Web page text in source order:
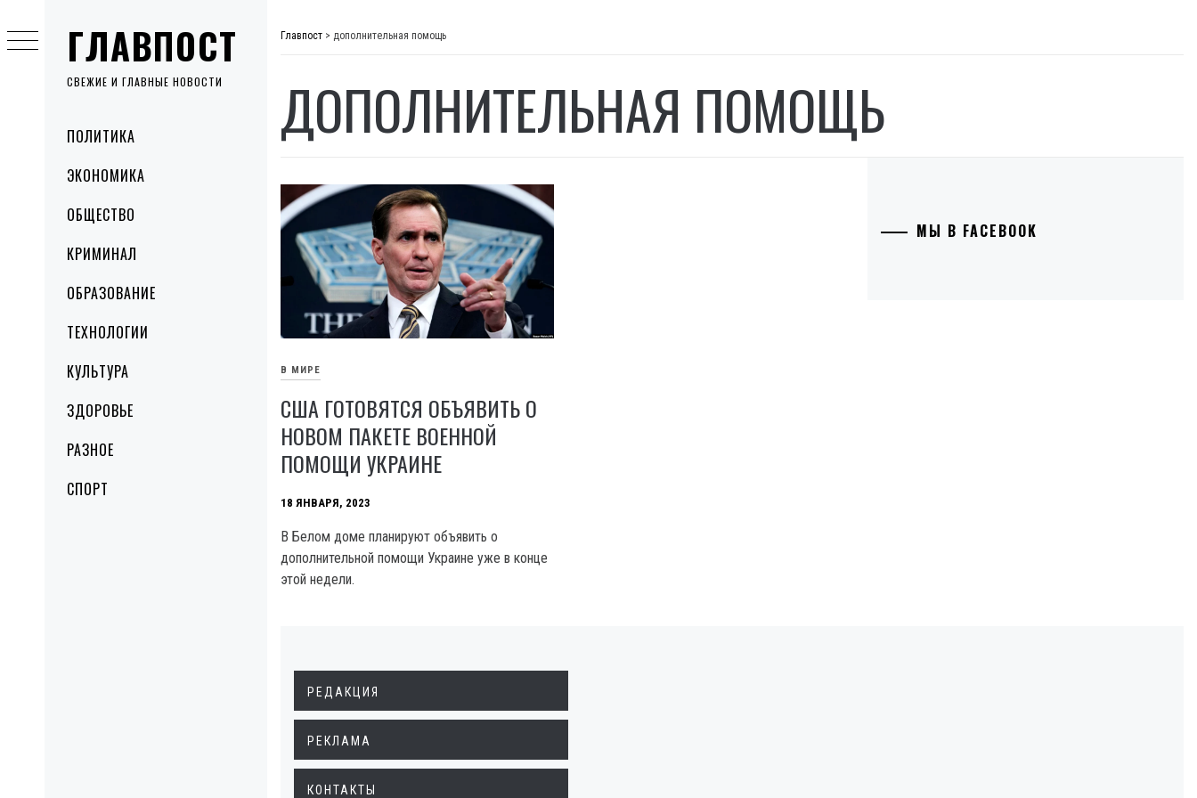
ГЛАВПОСТ
СВЕЖИЕ И ГЛАВНЫЕ НОВОСТИ
MenuПОЛИТИКА
ЭКОНОМИКА
ОБЩЕСТВО
КРИМИНАЛ
ОБРАЗОВАНИЕ
ТЕХНОЛОГИИ
КУЛЬТУРА
ЗДОРОВЬЕ
РАЗНОЕ
СПОРТ
to
content
Главпост > дополнительная помощь
ДОПОЛНИТЕЛЬНАЯ ПОМОЩЬ
В МИРЕ
США ГОТОВЯТСЯ ОБЪЯВИТЬ О
НОВОМ ПАКЕТЕ ВОЕННОЙ
ПОМОЩИ УКРАИНЕ
18 ЯНВАРЯ, 2023
В Белом доме планируют объявить о
дополнительной помощи Украине уже в конце
этой недели.
МЫ В FACEBOOK
РЕДАКЦИЯ
РЕКЛАМА
КОНТАКТЫ